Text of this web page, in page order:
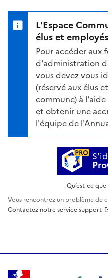
L'Espace
élus et
Pour accéder aux
d'administration
vous devez vous
(réservé aux élus
commune) à
et obtenir une
l'équipe de
Qu’est-ce
Vous rencontrez un problème de
Contactez notre service support